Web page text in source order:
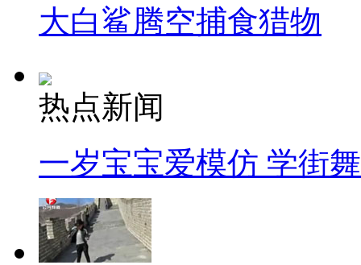
大白鲨腾空捕食猎物
热点新闻
一岁宝宝爱模仿 学街